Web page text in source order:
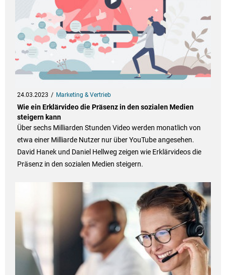
24.03.2023 Marketing & Vertrieb
Wie ein Erklärvideo die Präsenz in den sozialen Medien
steigern kann
Über sechs Milliarden Stunden Video werden monatlich von
etwa einer Milliarde Nutzer nur über YouTube angesehen.
David Hanek und Daniel Hellweg zeigen wie Erklärvideos die
Präsenz in den sozialen Medien steigern.